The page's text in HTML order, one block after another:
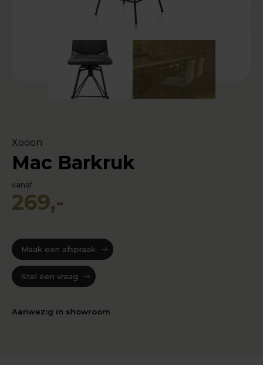
+ 1
Xooon
Mac Barkruk
vanaf
269,-
Maak een afspraak
Stel een vraag
Aanwezig in showroom